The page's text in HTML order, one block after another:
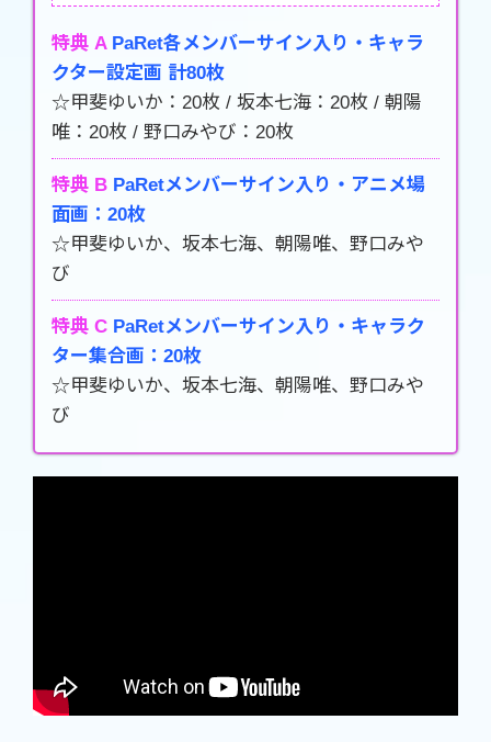
特典 APaRet各メンバーサイン入り・キャラ
クター設定画 計80枚
☆甲斐ゆいか：20枚 / 坂本七海：20枚 / 朝陽
唯：20枚 / 野口みやび：20枚
特典 B PaRetメンバーサイン入り・アニメ場
面画：20枚
☆甲斐ゆいか、坂本七海、朝陽唯、野口みや
び
特典 C PaRetメンバーサイン入り・キャラク
ター集合画：20枚
☆甲斐ゆいか、坂本七海、朝陽唯、野口みや
び